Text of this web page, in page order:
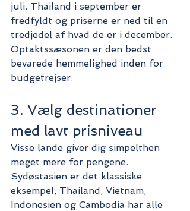
juli. Thailand i september er
fredfyldt og priserne er ned til en
tredjedel af hvad de er i december.
Optaktssæsonen er den bedst
bevarede hemmelighed inden for
budgetrejser.
3. Vælg destinationer
med lavt prisniveau
Visse lande giver dig simpelthen
meget mere for pengene.
Sydøstasien er det klassiske
eksempel, Thailand, Vietnam,
Indonesien og Cambodia har alle